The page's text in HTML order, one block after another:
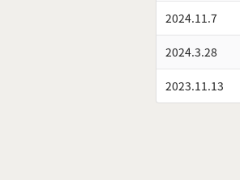
2024.11.7
2024.3.28
2023.11.13